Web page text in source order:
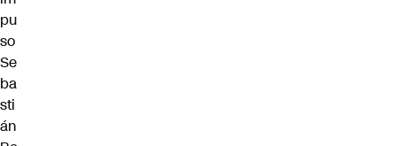
pu
so
Se
ba
sti
án